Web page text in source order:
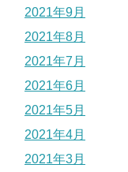
2021年9月
2021年8月
2021年7月
2021年6月
2021年5月
2021年4月
2021年3月